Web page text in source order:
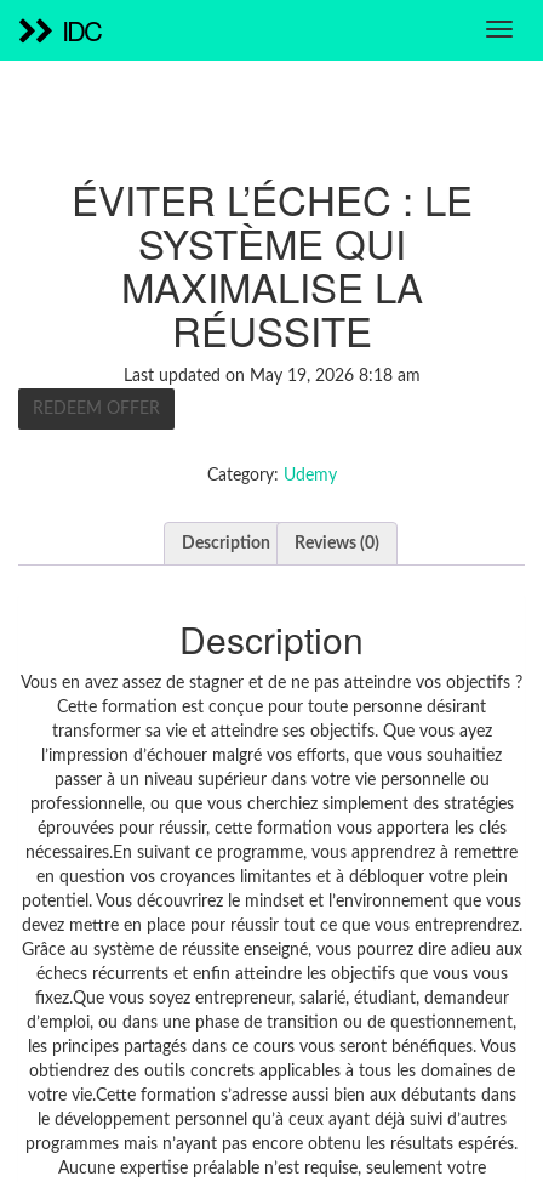
IDC
ÉVITER L’ÉCHEC : LE
SYSTÈME QUI
MAXIMALISE LA
RÉUSSITE
Last updated on May 19, 2026 8:18 am
REDEEM OFFER
Category: Udemy
Description Reviews (0)
Description
Vous en avez assez de stagner et de ne pas atteindre vos objectifs ?
Cette formation est conçue pour toute personne désirant
transformer sa vie et atteindre ses objectifs. Que vous ayez
l’impression d’échouer malgré vos efforts, que vous souhaitiez
passer à un niveau supérieur dans votre vie personnelle ou
professionnelle, ou que vous cherchiez simplement des stratégies
éprouvées pour réussir, cette formation vous apportera les clés
nécessaires.En suivant ce programme, vous apprendrez à remettre
en question vos croyances limitantes et à débloquer votre plein
potentiel. Vous découvrirez le mindset et l’environnement que vous
devez mettre en place pour réussir tout ce que vous entreprendrez.
Grâce au système de réussite enseigné, vous pourrez dire adieu aux
échecs récurrents et enfin atteindre les objectifs que vous vous
fixez.Que vous soyez entrepreneur, salarié, étudiant, demandeur
d’emploi, ou dans une phase de transition ou de questionnement,
les principes partagés dans ce cours vous seront bénéfiques. Vous
obtiendrez des outils concrets applicables à tous les domaines de
votre vie.Cette formation s’adresse aussi bien aux débutants dans
le développement personnel qu’à ceux ayant déjà suivi d’autres
programmes mais n’ayant pas encore obtenu les résultats espérés.
Aucune expertise préalable n’est requise, seulement votre